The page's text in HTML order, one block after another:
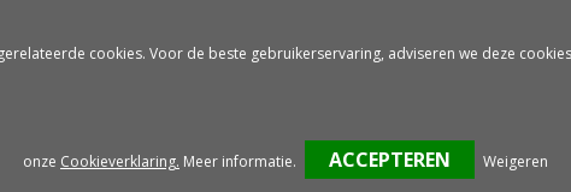
cookies. Voor de beste gebruikerservaring, adviseren we deze
onze Cookieverklaring. Meer informatie. Weigeren